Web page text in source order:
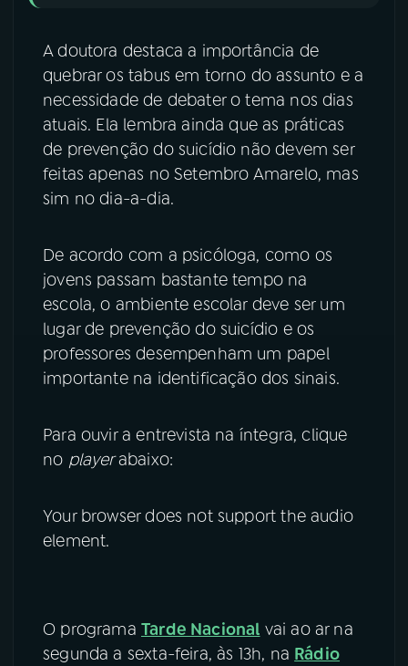
A doutora destaca a importância de
quebrar os tabus em torno do assunto e a
necessidade de debater o tema nos dias
atuais. Ela lembra ainda que as práticas
de prevenção do suicídio não devem ser
feitas apenas no Setembro Amarelo, mas
sim no dia-a-dia.
De acordo com a psicóloga, como os
jovens passam bastante tempo na
escola, o ambiente escolar deve ser um
lugar de prevenção do suicídio e os
professores desempenham um papel
importante na identificação dos sinais.
Para ouvir a entrevista na íntegra, clique
no playerabaixo:
Your browser does not support the audio
element.
O programa Tarde Nacional vai ao ar na
segunda a sexta-feira, às 13h, na Rádio